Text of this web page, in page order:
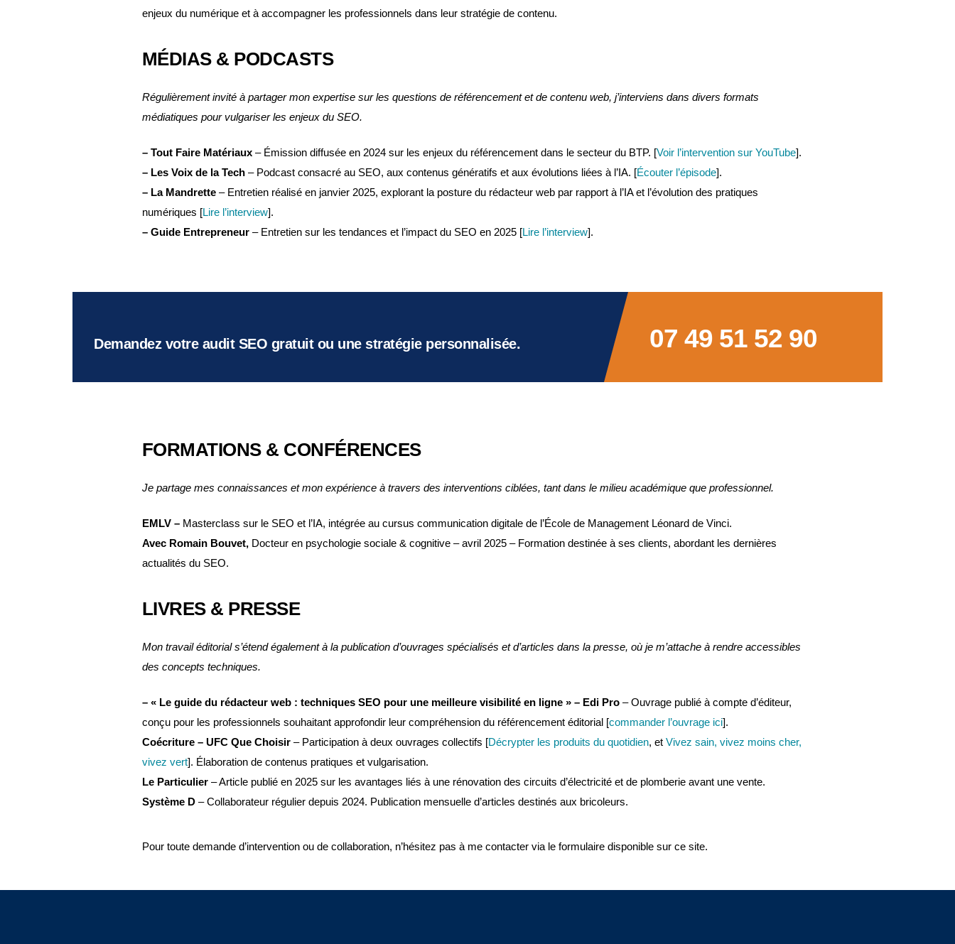
enjeux du numérique et à accompagner les professionnels dans leur stratégie de contenu.
MÉDIAS & PODCASTS
Régulièrement invité à partager mon expertise sur les questions de référencement et de contenu web, j’interviens dans divers formats
médiatiques pour vulgariser les enjeux du SEO.
– Tout Faire Matériaux– Émission diffusée en 2024 sur les enjeux du référencement dans le secteur du BTP. [Voir l’intervention sur YouTube].
– Les Voix de la Tech– Podcast consacré au SEO, aux contenus génératifs et aux évolutions liées à l’IA. [Écouter l’épisode].
– La Mandrette– Entretien réalisé en janvier 2025, explorant la posture du rédacteur web par rapport à l’IA et l’évolution des pratiques
numériques [Lire l’interview].
– Guide Entrepreneur– Entretien sur les tendances et l’impact du SEO en 2025 [Lire l’interview].
Demandez votre audit SEO gratuit ou une stratégie personnalisée. 07 49 51 52 90
FORMATIONS & CONFÉRENCES
Je partage mes connaissances et mon expérience à travers des interventions ciblées, tant dans le milieu académique que professionnel.
EMLV – Masterclass sur le SEO et l’IA, intégrée au cursus communication digitale de l’École de Management Léonard de Vinci.
Avec Romain Bouvet, Docteur en psychologie sociale & cognitive – avril 2025 – Formation destinée à ses clients, abordant les dernières
actualités du SEO.
LIVRES & PRESSE
Mon travail éditorial s’étend également à la publication d’ouvrages spécialisés et d’articles dans la presse, où je m’attache à rendre accessibles
des concepts techniques.
– « Le guide du rédacteur web : techniques SEO pour une meilleure visibilité en ligne » – Edi Pro– Ouvrage publié à compte d’éditeur,
conçu pour les professionnels souhaitant approfondir leur compréhension du référencement éditorial [commander l’ouvrage ici].
Coécriture – UFC Que Choisir– Participation à deux ouvrages collectifs [Décrypter les produits du quotidien, et Vivez sain, vivez moins cher,
vivez vert]. Élaboration de contenus pratiques et vulgarisation.
Le Particulier– Article publié en 2025 sur les avantages liés à une rénovation des circuits d’électricité et de plomberie avant une vente.
Système D– Collaborateur régulier depuis 2024. Publication mensuelle d’articles destinés aux bricoleurs.
Pour toute demande d’intervention ou de collaboration, n’hésitez pas à me contacter via le formulaire disponible sur ce site.